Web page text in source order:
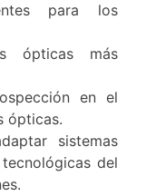
para los
ópticas más
en el
ópticas.
sistemas
del